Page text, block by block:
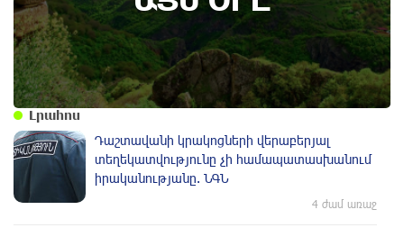
Լրահոս
Դաշտավանի կրակոցների վերաբերյալ
տեղեկատվությունը չի համապատասխանում
իրականությանը. ՆԳՆ
4 ժամ առաջ